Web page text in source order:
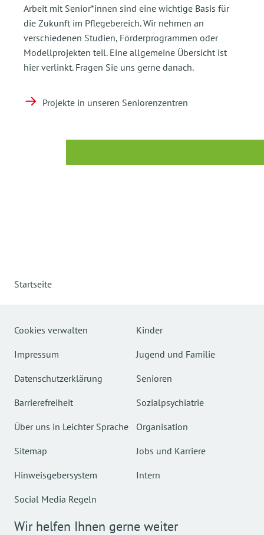
Arbeit mit Senior*innen sind eine wichtige Basis für
die Zukunft im Pflegebereich. Wir nehmen an
verschiedenen Studien, Förderprogrammen oder
Modellprojekten teil. Eine allgemeine Übersicht ist
hier verlinkt. Fragen Sie uns gerne danach.
Projekte in unseren Seniorenzentren
Startseite
Cookies verwalten
Impressum
Datenschutzerklärung
Barrierefreiheit
Über uns in Leichter Sprache
Sitemap
Hinweisgebersystem
Social Media Regeln
Kinder
Jugend und Familie
Senioren
Sozialpsychiatrie
Organisation
Jobs und Karriere
Intern
Wir helfen Ihnen gerne weiter